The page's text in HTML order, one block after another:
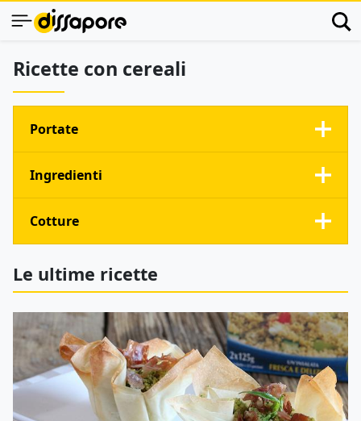
Ricette con cereali
Portate
Ingredienti
Cotture
Le ultime ricette